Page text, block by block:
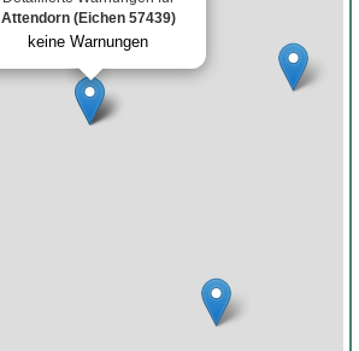
Attendorn (Eichen 57439)
keine Warnungen